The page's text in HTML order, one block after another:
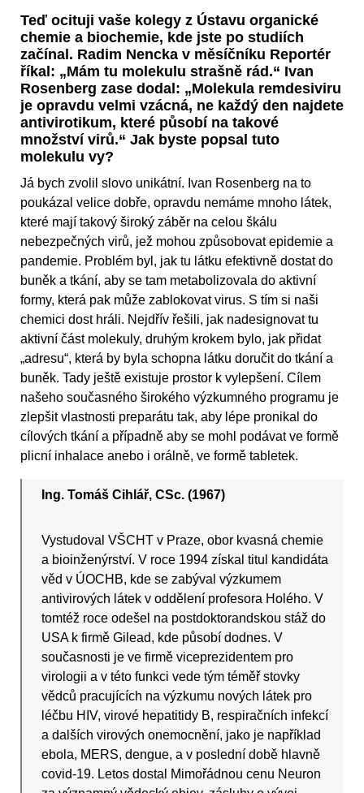
Teď ocituji vaše kolegy z Ústavu organické
chemie a biochemie, kde jste po studiích
začínal. Radim Nencka v měsíčníku Reportér
říkal: „Mám tu molekulu strašně rád.“ Ivan
Rosenberg zase dodal: „Molekula remdesiviru
je opravdu velmi vzácná, ne každý den najdete
antivirotikum, které působí na takové
množství virů.“ Jak byste popsal tuto
molekulu vy?
Já bych zvolil slovo unikátní. Ivan Rosenberg na to
poukázal velice dobře, opravdu nemáme mnoho látek,
které mají takový široký záběr na celou škálu
nebezpečných virů, jež mohou způsobovat epidemie a
pandemie. Problém byl, jak tu látku efektivně dostat do
buněk a tkání, aby se tam metabolizovala do aktivní
formy, která pak může zablokovat virus. S tím si naši
chemici dost hráli. Nejdřív řešili, jak nadesignovat tu
aktivní část molekuly, druhým krokem bylo, jak přidat
„adresu“, která by byla schopna látku doručit do tkání a
buněk. Tady ještě existuje prostor k vylepšení. Cílem
našeho současného širokého výzkumného programu je
zlepšit vlastnosti preparátu tak, aby lépe pronikal do
cílových tkání a případně aby se mohl podávat ve formě
plicní inhalace anebo i orálně, ve formě tabletek.
Ing. Tomáš Cihlář, CSc. (1967)
Vystudoval VŠCHT v Praze, obor kvasná chemie
a bioinženýrství. V roce 1994 získal titul kandidáta
věd v ÚOCHB, kde se zabýval výzkumem
antivirových látek v oddělení profesora Holého. V
tomtéž roce odešel na postdoktorandskou stáž do
USA k firmě Gilead, kde působí dodnes. V
současnosti je ve firmě viceprezidentem pro
virologii a v této funkci vede tým téměř stovky
vědců pracujících na výzkumu nových látek pro
léčbu HIV, virové hepatitidy B, respiračních infekcí
a dalších virových onemocnění, jako je například
ebola, MERS, dengue, a v poslední době hlavně
covid-19. Letos dostal Mimořádnou cenu Neuron